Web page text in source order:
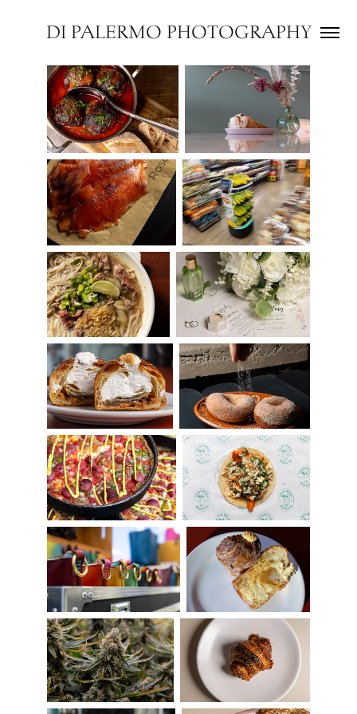
DI PALERMO PHOTOGRAPHY